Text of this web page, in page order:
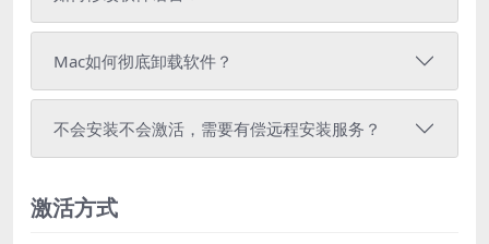
Mac如何彻底卸载软件？
不会安装不会激活，需要有偿远程安装服务？
激活方式